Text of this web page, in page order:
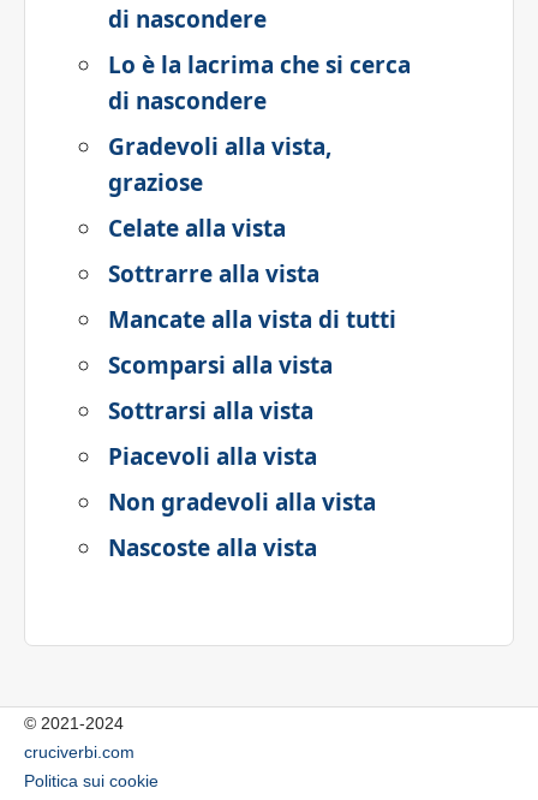
di nascondere
Lo è la lacrima che si cerca
di nascondere
Gradevoli alla vista,
graziose
Celate alla vista
Sottrarre alla vista
Mancate alla vista di tutti
Scomparsi alla vista
Sottrarsi alla vista
Piacevoli alla vista
Non gradevoli alla vista
Nascoste alla vista
© 2021-2024
cruciverbi.com
Politica sui cookie